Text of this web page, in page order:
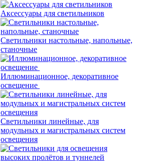
Аксессуары для светильников
Светильники настольные, напольные,
станочные
Иллюминационное, декоративное
освещение
Светильники линейные, для
модульных и магистральных систем
освещения